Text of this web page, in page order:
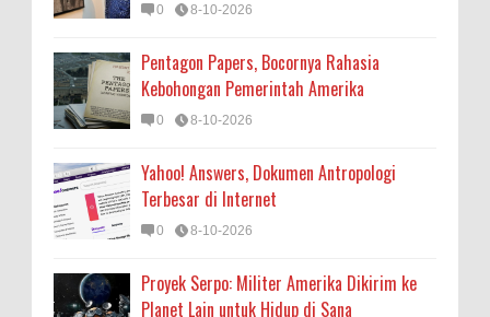
0 8-10-2026
Pentagon Papers, Bocornya Rahasia
Kebohongan Pemerintah Amerika
0 8-10-2026
Yahoo! Answers, Dokumen Antropologi
Terbesar di Internet
0 8-10-2026
Proyek Serpo: Militer Amerika Dikirim ke
Planet Lain untuk Hidup di Sana